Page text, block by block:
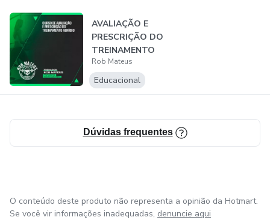
AVALIAÇÃO E
PRESCRIÇÃO DO
TREINAMENTO
AERÓBIO
Rob Mateus
Educacional
Dúvidas frequentes
O conteúdo deste produto não representa a opinião da Hotmart.
Se você vir informações inadequadas, denuncie aqui